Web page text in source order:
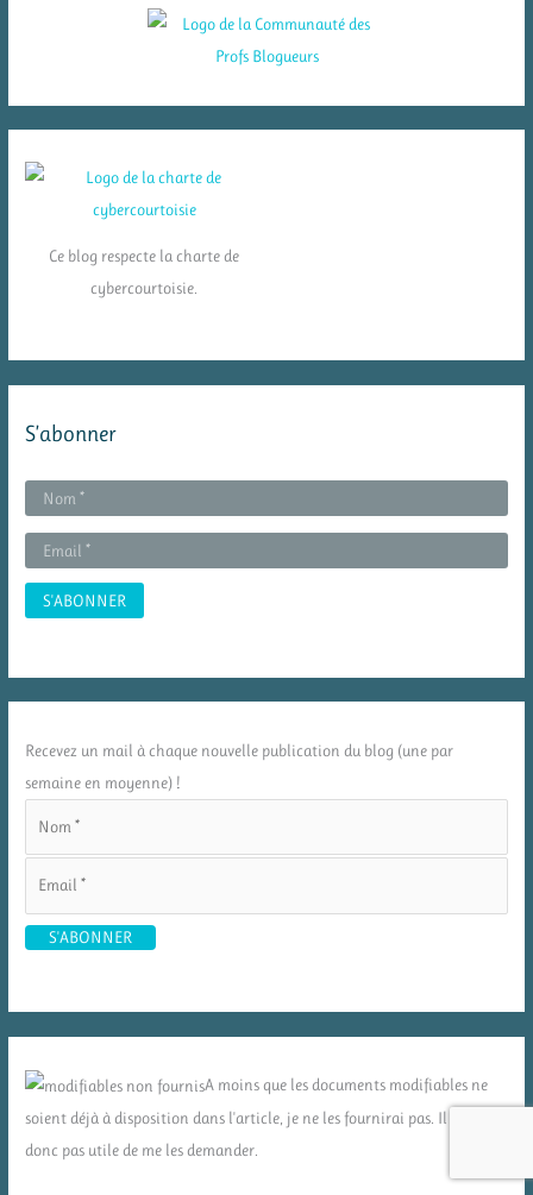
Ce blog respecte la charte de
cybercourtoisie.
S’abonner
Recevez un mail à chaque nouvelle publication du blog (une par
semaine en moyenne) !
A moins que les documents modifiables ne
soient déjà à disposition dans l'article, je ne les fournirai pas. Il n'est
donc pas utile de me les demander.